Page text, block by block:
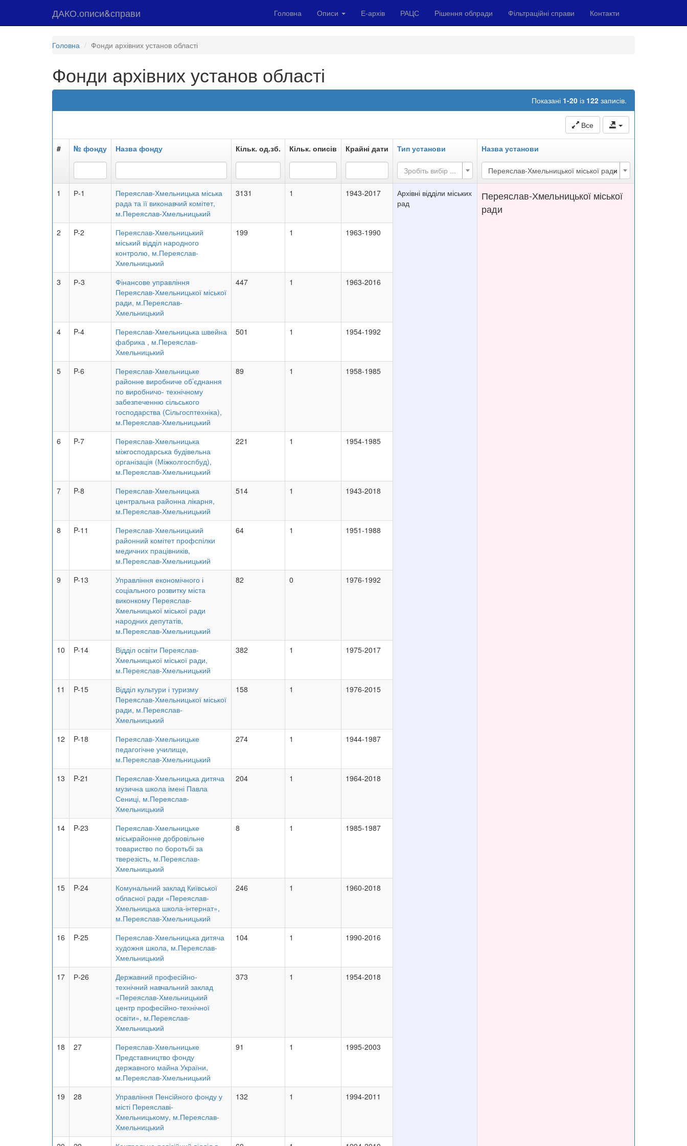
ДАКО.описи&справи Головна Описи Е-архів РАЦС Рішення облради Фільтраційні справи Контакти
Головна Фонди архівних установ області
Фонди архівних установ області
Показані 1-20 із 122 записів.
Все
# № фонду Назва фонду Кільк. од.зб. Кільк. описів Крайні дати Тип установи Назва установи
Зробіть вибір ... ×
Переяслав-Хмельницької міської ради
1 Р-1
Переяслав-Хмельницька міська
рада та її виконавчий комітет,
м.Переяслав-Хмельницький
3131 1 1943-2017
Архівні відділи міських
рад
Переяслав-Хмельницької міської
ради
2 P-2
Переяслав-Хмельницький
міський відділ народного
контролю, м.Переяслав-
Хмельницький
199 1 1963-1990
3 Р-3
Фінансове управління
Переяслав-Хмельницької міської
ради, м.Переяслав-
Хмельницький
447 1 1963-2016
4 P-4
Переяслав-Хмельницька швейна
фабрика , м.Переяслав-
Хмельницький
501 1 1954-1992
5 P-6
Переяслав-Хмельницьке
районне виробниче об’єднання
по виробничо- технічному
забезпеченню сільського
господарства (Сільгосптехніка),
м.Переяслав-Хмельницький
89 1 1958-1985
6 P-7
Переяслав-Хмельницька
міжгосподарська будівельна
організація (Міжколгоспбуд),
м.Переяслав-Хмельницький
221 1 1954-1985
7 P-8
Переяслав-Хмельницька
центральна районна лікарня,
м.Переяслав-Хмельницький
514 1 1943-2018
8 P-11
Переяслав-Хмельницький
районний комітет профспілки
медичних працівників,
м.Переяслав-Хмельницький
64 1 1951-1988
9 P-13
Управління економічного і
соціального розвитку міста
виконкому Переяслав-
Хмельницької міської ради
народних депутатів,
м.Переяслав-Хмельницький
82 0 1976-1992
10 P-14
Відділ освіти Переяслав-
Хмельницької міської ради,
м.Переяслав-Хмельницький
382 1 1975-2017
11 P-15
Відділ культури і туризму
Переяслав-Хмельницької міської
ради, м.Переяслав-
Хмельницький
158 1 1976-2015
12 P-18
Переяслав-Хмельницьке
педагогічне училище,
м.Переяслав-Хмельницький
274 1 1944-1987
13 P-21
Переяслав-Хмельницька дитяча
музична школа імені Павла
Сениці, м.Переяслав-
Хмельницький
204 1 1964-2018
14 P-23
Переяслав-Хмельницьке
міськрайонне добровільне
товариство по боротьбі за
тверезість, м.Переяслав-
Хмельницький
8 1 1985-1987
15 P-24
Комунальний заклад Київської
обласної ради «Переяслав-
Хмельницька школа-інтернат»,
м.Переяслав-Хмельницький
246 1 1960-2018
16 P-25
Переяслав-Хмельницька дитяча
художня школа, м.Переяслав-
Хмельницький
104 1 1990-2016
17 Р-26
Державний професійно-
технічний навчальний заклад
«Переяслав-Хмельницький
центр професійно-технічної
освіти», м.Переяслав-
Хмельницький
373 1 1954-2018
18 27
Переяслав-Хмельницьке
Представництво фонду
державного майна України,
м.Переяслав-Хмельницький
91 1 1995-2003
19 28
Управління Пенсійного фонду у
місті Переяславі-
Хмельницькому, м.Переяслав-
Хмельницький
132 1 1994-2011